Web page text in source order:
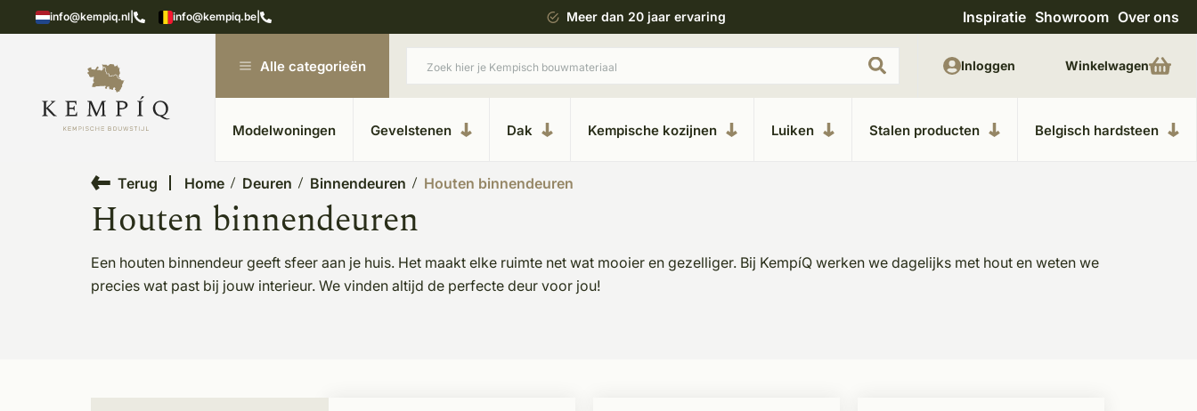
info@kempiq.nl info@kempiq.be
in kempische bouwstijl Meer dan 20 jaar ervaring Uitgebreide showroom in Kesteren Unieke materialen in kempische bouwstijl
Inspiratie Showroom Over ons
Alle categorieën
Modelwoningen Gevelstenen Dak Kempische kozijnen Luiken Stalen producten Belgisch hardsteen
Inloggen Winkelwagen
Terug Home Deuren Binnendeuren Houten binnendeuren
Houten binnendeuren
Een houten binnendeur geeft sfeer aan je huis. Het maakt elke ruimte net wat mooier en gezelliger. Bij KempíQ werken we dagelijks met hout en weten we
precies wat past bij jouw interieur. We vinden altijd de perfecte deur voor jou!